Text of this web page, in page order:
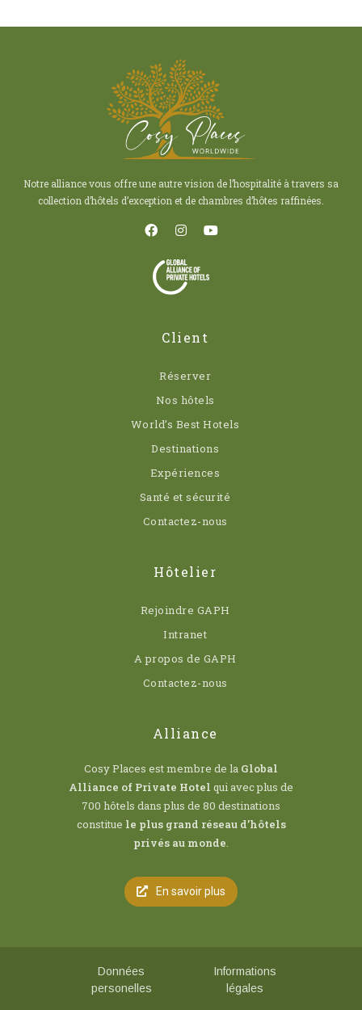
Notre alliance vous offre une autre vision de l’hospitalité à travers sa
collection d’hôtels d’exception et de chambres d’hôtes raffinées.
Client
Réserver
Nos hôtels
World’s Best Hotels
Destinations
Expériences
Santé et sécurité
Contactez-nous
Hôtelier
Rejoindre GAPH
Intranet
A propos de GAPH
Contactez-nous
Alliance
Cosy Places est membre de la Global
Alliance of Private Hotel qui avec plus de
700 hôtels dans plus de 80 destinations
constitue le plus grand réseau d’hôtels
privés au monde.
En savoir plus
Données
personelles
Informations
légales